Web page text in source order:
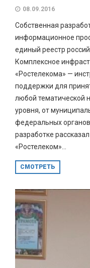
08.09.2016
Собственная
информационное
единый реестр
Комплексное
«Ростелекома» —
поддержки для
любой тематической
уровня, от
федеральных
разработке
«Ростелеком»...
СМОТРЕТЬ